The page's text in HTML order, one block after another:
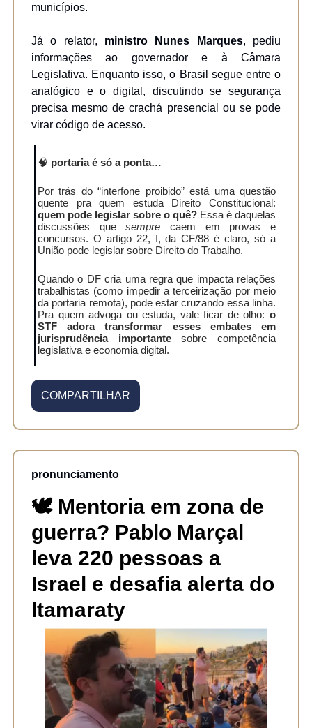
municípios.
Já o relator, ministro Nunes Marques, pediu
informações ao governador e à Câmara
Legislativa. Enquanto isso, o Brasil segue entre o
analógico e o digital, discutindo se segurança
precisa mesmo de crachá presencial ou se pode
virar código de acesso.
🧠 portaria é só a ponta…
Por trás do “interfone proibido” está uma questão
quente pra quem estuda Direito Constitucional:
quem pode legislar sobre o quê? Essa é daquelas
discussões quesempre caem em provas e
concursos. O artigo 22, I, da CF/88 é claro, só a
União pode legislar sobre Direito do Trabalho.
Quando o DF cria uma regra que impacta relações
trabalhistas (como impedir a terceirização por meio
da portaria remota), pode estar cruzando essa linha.
Pra quem advoga ou estuda, vale ficar de olho: o
STF adora transformar esses embates em
jurisprudência importantesobre competência
legislativa e economia digital.
COMPARTILHAR
pronunciamento
🕊️ Mentoria em zona de
guerra? Pablo Marçal
leva 220 pessoas a
Israel e desafia alerta do
Itamaraty